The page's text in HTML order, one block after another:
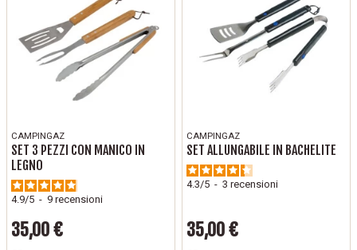
CAMPINGAZ
SET 3 PEZZI CON MANICO IN
LEGNO
4.9/5 - 9 recensioni
Prezzo
35,00 €
CAMPINGAZ
SET ALLUNGABILE IN BACHELITE
4.3/5 - 3 recensioni
Prezzo
35,00 €